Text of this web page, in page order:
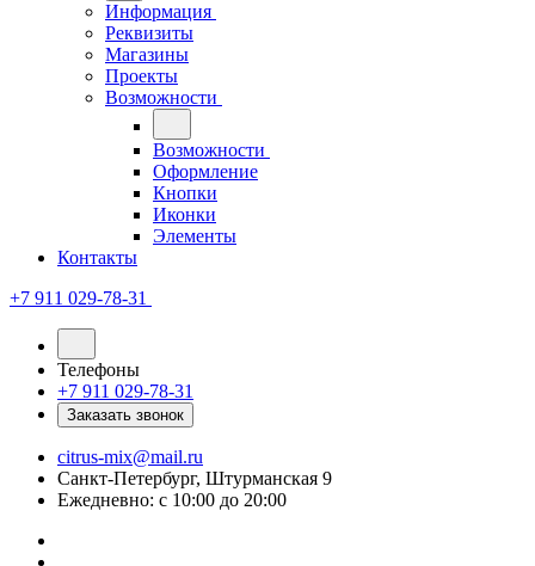
Информация
Реквизиты
Магазины
Проекты
Возможности
Возможности
Оформление
Кнопки
Иконки
Элементы
Контакты
+7 911 029-78-31
Телефоны
+7 911 029-78-31
Заказать звонок
citrus-mix@mail.ru
Санкт-Петербург, Штурманская 9
Ежедневно: с 10:00 до 20:00